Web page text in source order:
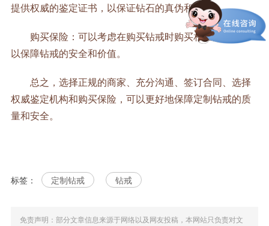
提供权威的鉴定证书，以保证钻石的真伪和质量。
购买保险：可以考虑在购买钻戒时购买相应的保险，
以保障钻戒的安全和价值。
总之，选择正规的商家、充分沟通、签订合同、选择
权威鉴定机构和购买保险，可以更好地保障定制钻戒的质
量和安全。
标签： 定制钻戒 钻戒
免责声明：部分文章信息来源于网络以及网友投稿，本网站只负责对文